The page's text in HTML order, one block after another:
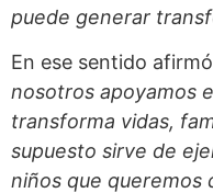
puede generar
En ese sentido
nosotros apoyamos
transforma vidas,
supuesto sirve de
niños que queremos